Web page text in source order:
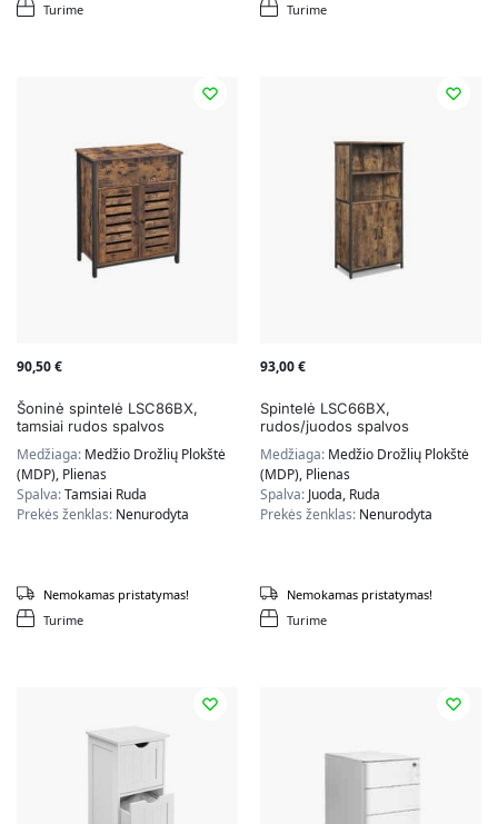
Turime Turime
90,50€
Šoninė spintelė LSC86BX,
tamsiai rudos spalvos
Medžiaga: Medžio Drožlių Plokštė
(MDP), Plienas
Spalva:Tamsiai Ruda
Prekės ženklas: Nenurodyta
Turime
Nemokamas pristatymas!
93,00€
Spintelė LSC66BX,
rudos/juodos spalvos
Medžiaga: Medžio Drožlių Plokštė
(MDP), Plienas
Spalva: Juoda, Ruda
Prekės ženklas: Nenurodyta
Turime
Nemokamas pristatymas!